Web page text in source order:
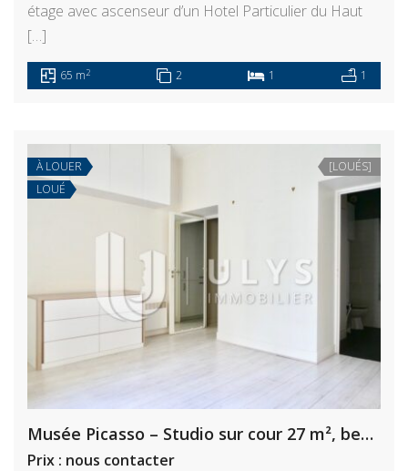
étage avec ascenseur d’un Hotel Particulier du Haut
[…]
65 m2 2 1 1
À LOUER
LOUÉ
[LOUÉS]
Musée Picasso – Studio sur cour 27 m², beau volume
Prix : nous contacter